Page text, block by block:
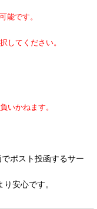
能です。
してください。
いかねます。
ポスト投函するサー
安心です。